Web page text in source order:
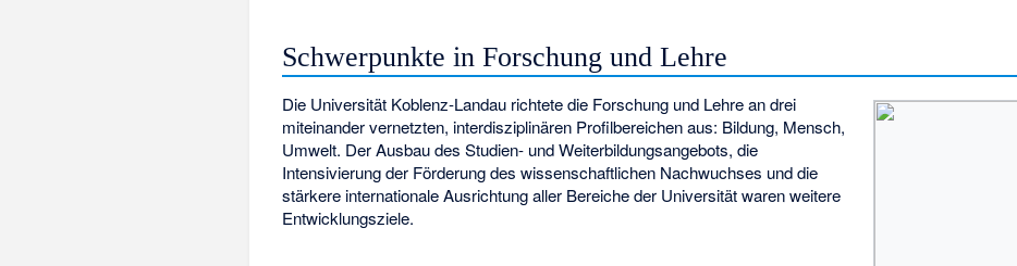
Schwerpunkte in Forschung und Lehre
Die Universität Koblenz-Landau richtete die Forschung und Lehre an drei
miteinander vernetzten, interdisziplinären Profilbereichen aus: Bildung, Mensch,
Umwelt. Der Ausbau des Studien- und Weiterbildungsangebots, die
Intensivierung der Förderung des wissenschaftlichen Nachwuchses und die
stärkere internationale Ausrichtung aller Bereiche der Universität waren weitere
Entwicklungsziele.